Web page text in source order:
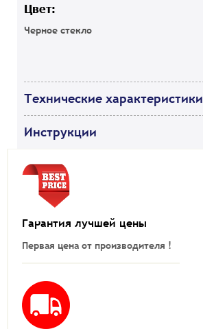
Цвет:
Черное стекло
Технические характеристики
Инструкции
Гарантия лучшей цены
Первая цена от производителя !